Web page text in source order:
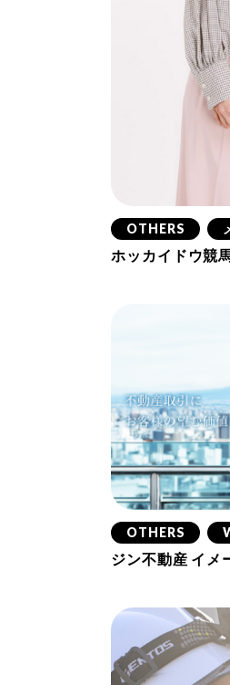
OTHERS
ホッカイドウ競
OTHERS
ジン不動産 イメ